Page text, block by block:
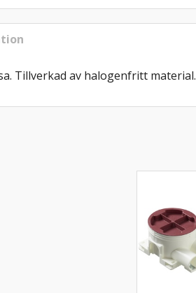
Tillverkad av halogenfritt material.